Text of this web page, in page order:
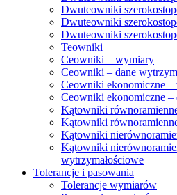
Dwuteowniki
Dwuteowniki
Dwuteowniki
Teowniki
Ceowniki – wymiary
Ceowniki – dane
Ceowniki ekonomiczne
Ceowniki ekonomiczne –
Kątowniki
Kątowniki
Kątowniki
Kątowniki
wytrzymałościowe
Tolerancje i pasowania
Tolerancje wymiarów